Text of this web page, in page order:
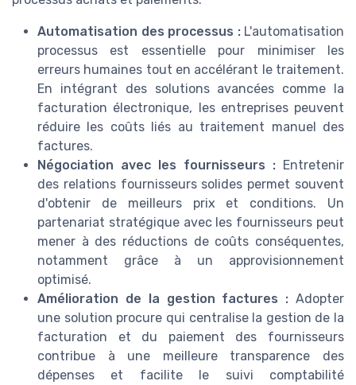
Automatisation des processus :L'automatisation
processus est essentielle pour minimiser les
erreurs humaines tout en accélérant le traitement.
En intégrant des solutions avancées comme la
facturation électronique, les entreprises peuvent
réduire les coûts liés au traitement manuel des
factures.
Négociation avec les fournisseurs : Entretenir
des relations fournisseurs solides permet souvent
d'obtenir de meilleurs prix et conditions. Un
partenariat stratégique avec les fournisseurs peut
mener à des réductions de coûts conséquentes,
notamment grâce à un approvisionnement
optimisé.
Amélioration de la gestion factures : Adopter
une solution procure qui centralise la gestion de la
facturation et du paiement des fournisseurs
contribue à une meilleure transparence des
dépenses et facilite le suivi comptabilité